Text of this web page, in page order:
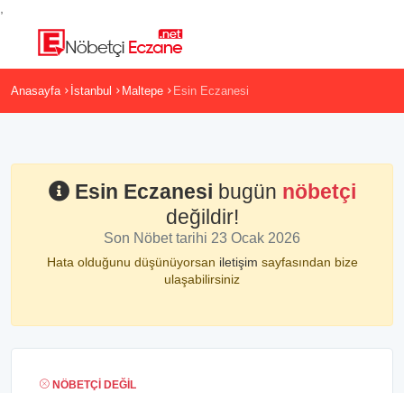
Anasayfa İstanbul Maltepe Esin Eczanesi
Esin Eczanesi bugün nöbetçi
değildir!
Son Nöbet tarihi 23 Ocak 2026
Hata olduğunu düşünüyorsan iletişim sayfasından bize
ulaşabilirsiniz
NÖBETÇI DEĞIL